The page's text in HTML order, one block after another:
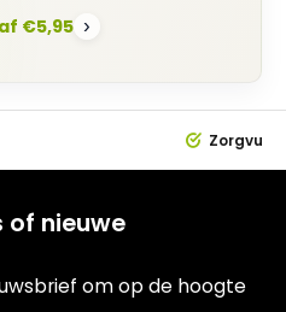
€5,95 ›
of nieuwe
om op de hoogte